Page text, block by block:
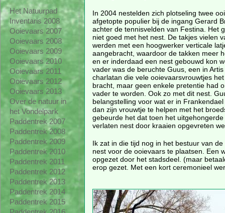
Het Natuurpad
Inventaris 2008
Ooievaars 2007
Ooievaars 2008
Ooievaars 2009
Ooievaars 2010
Ooievaars 2011
Ooievaars 2012
Ooievaars 2013
Over de natuur in
het Vondelpark
Paddentrek 2007
Paddentrek 2008
Paddentrek 2009
Paddentrek 2010
Paddentrek 2011
Paddentrek 2012
Paddentrek 2013
Paddentrek 2014
Paddentrek 2015
In 2004 nestelden zich plotseling twee
afgetopte populier bij de ingang Gerard
achter de tennisvelden van Festina. Het
niet goed met het nest. De takjes vielen
werden met een hoogwerker verticale
aangebracht, waardoor de takken meer
en er inderdaad een nest gebouwd kon
vader was de beruchte Guus, een in
charlatan die vele ooievaarsvrouwtjes
bracht, maar geen enkele pretentie had
vader te worden. Ook zo met dit nest.
belangstelling voor wat er in
dan zijn vrouwtje te helpen met het
gebeurde het dat toen het
verlaten nest door kraaien opgevreten
Ik zat in die tijd nog in het bestuur van
nest voor de ooievaars te plaatsen. Een
opgezet door het stadsdeel. (maar
erop gezet. Met een kort ceremonieel